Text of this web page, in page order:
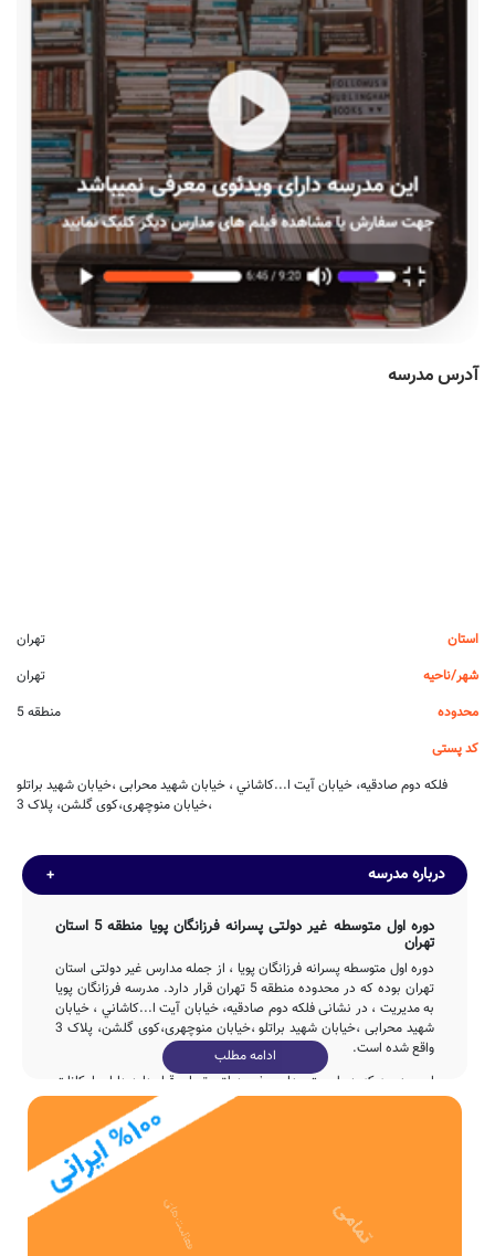
آدرس مدرسه
استان
تهران
شهر/ناحیه
تهران
محدوده
منطقه 5
کد پستی
فلكه دوم صادقيه، خیابان آيت ا...كاشاني ، خیابان شهيد محرابی ،خیابان شهید براتلو
،خیابان منوچهری،کوی گلشن، پلاک 3
درباره مدرسه
دوره اول متوسطه غیر دولتی پسرانه فرزانگان پویا منطقه 5 استان
تهران
دوره اول متوسطه پسرانه فرزانگان پویا ، از جمله مدارس غیر دولتی استان
تهران بوده که در محدوده منطقه 5 تهران قرار دارد. مدرسه فرزانگان پویا
به مدیریت ، در نشانی فلكه دوم صادقيه، خیابان آيت ا...كاشاني ، خیابان
شهيد محرابی ،خیابان شهید براتلو ،خیابان منوچهری،کوی گلشن، پلاک 3
واقع شده است.
این مدرسه که در لیست مدارس غیر دولتی تهران قرار دارد دارای امکانات
علمی و آموزشی متنوعی برای دانش آموزان دوره اول متوسطه می باشد و
آمادگی پاسخگویی مستمر به سوالات اولیاء گرامی تهران را با تماس با تلفن
دوره اول متوسطه فرزانگان پویا در سال 1372 توسط بخش خصوصی با
ادامه مطلب